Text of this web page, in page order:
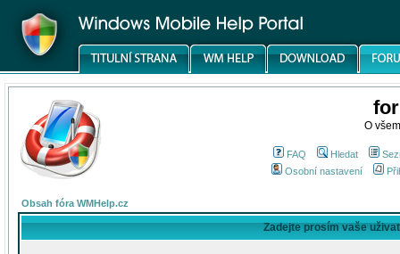
O
FAQ Hledat
Osobní nastavení
Obsah fóra WMHelp.cz
Zadejte prosím vaše